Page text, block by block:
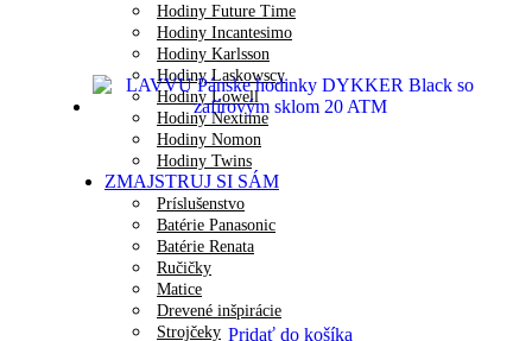
Hodiny Future Time
Hodiny Incantesimo
Hodiny Karlsson
Hodiny Laskowscy
Hodiny Lowell
Hodiny Nextime
Hodiny Nomon
Hodiny Twins
ZMAJSTRUJ SI SÁM
Príslušenstvo
Batérie Panasonic
Batérie Renata
Ručičky
Matice
Drevené inšpirácie
Strojčeky Pridať do košíka